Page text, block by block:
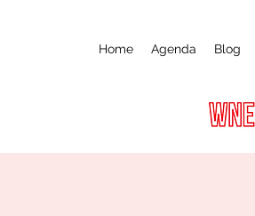
Home Agenda Blog